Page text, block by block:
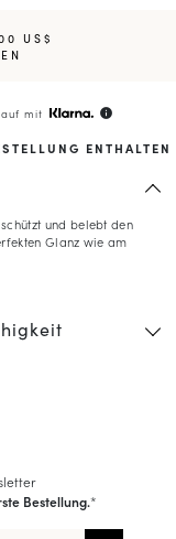
US$
auf mit info
ENTHALTEN
und belebt den
Glanz wie am
Bestellung.*